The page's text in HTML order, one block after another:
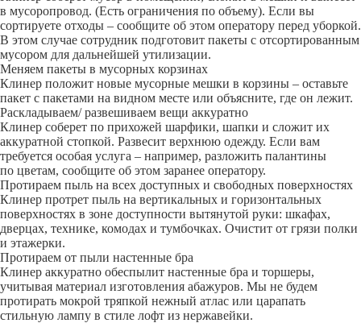
в мусоропровод. (Есть ограничения по объему). Если вы
сортируете отходы – сообщите об этом оператору перед уборкой.
В этом случае сотрудник подготовит пакеты с отсортированным
мусором для дальнейшей утилизации.
Меняем пакеты в мусорных корзинах
Клинер положит новые мусорные мешки в корзины – оставьте
пакет с пакетами на видном месте или объясните, где он лежит.
Раскладываем/ развешиваем вещи аккуратно
Клинер соберет по прихожей шарфики, шапки и сложит их
аккуратной стопкой. Развесит верхнюю одежду. Если вам
требуется особая услуга – например, разложить палантины
по цветам, сообщите об этом заранее оператору.
Протираем пыль на всех доступных и свободных поверхностях
Клинер протрет пыль на вертикальных и горизонтальных
поверхностях в зоне доступности вытянутой руки: шкафах,
дверцах, технике, комодах и тумбочках. Очистит от грязи полки
и этажерки.
Протираем от пыли настенные бра
Клинер аккуратно обеспылит настенные бра и торшеры,
учитывая материал изготовления абажуров. Мы не будем
протирать мокрой тряпкой нежный атлас или царапать
стильную лампу в стиле лофт из нержавейки.